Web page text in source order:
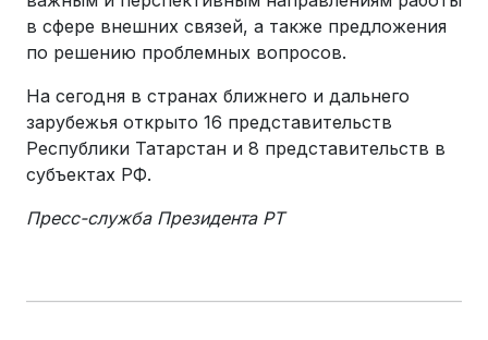
в сфере внешних связей, а также предложения
по решению проблемных вопросов.
На сегодня в странах ближнего и дальнего
зарубежья открыто 16 представительств
Республики Татарстан и 8 представительств в
субъектах РФ.
Пресс-служба Президента РТ